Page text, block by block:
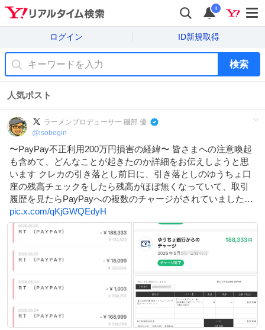
i
ログイン ID新規取得
検索
人気ポスト
ラーメンプロデューサー 磯部 優
@isobegin
〜PayPay不正利用200万円損害の経緯〜 皆さまへの注意喚起
も含めて、どんなことが起きたのか詳細をお伝えしようと思
います クレカの引き落とし前日に、引き落としのゆうちょ口
座の残高チェックをしたら残高がほぼ無くなっていて、取引
履歴を見たらPayPayへの複数のチャージがされていました…
pic.x.com/qKjGWQEdyH